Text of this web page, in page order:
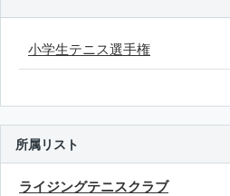
小学生テニス選手権
所属リスト
ライジングテニスクラブ